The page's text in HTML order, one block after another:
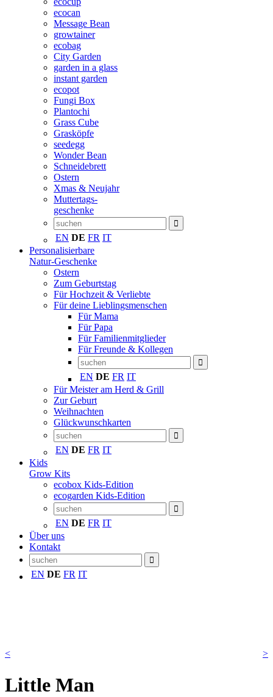
ecocan
Message Bean
growtainer
ecobag
City Garden
garden in a glass
instant garden
ecopot
Fungi Box
Plantochi
Grass Cube
Grasköpfe
seedegg
Wonder Bean
Schneidebrett
Ostern
Xmas & Neujahr
Muttertags-
geschenke
EN DE FR IT
Personalisierbare
Natur-Geschenke
Ostern
Zum Geburtstag
Für Hochzeit & Verliebte
Für deine Lieblingsmenschen
Für Mama
Für Papa
Für Familienmitglieder
Für Freunde & Kollegen
EN DE FR IT
Für Meister am Herd & Grill
Zur Geburt
Weihnachten
Glückwunschkarten
EN DE FR IT
Kids
Grow Kits
ecobox Kids-Edition
ecogarden Kids-Edition
EN DE FR IT
Über uns
Kontakt
EN DE FR IT
< >
Little Man